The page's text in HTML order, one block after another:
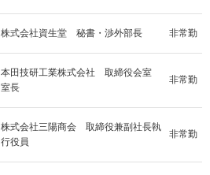
株式会社資生堂 秘書・渉外部長 非常勤
本田技研工業株式会社 取締役会室
室長
非常勤
株式会社三陽商会 取締役兼副社長執
行役員
非常勤